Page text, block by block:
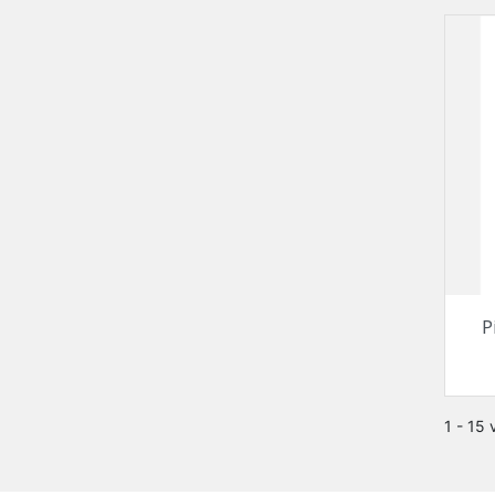
1 - 15